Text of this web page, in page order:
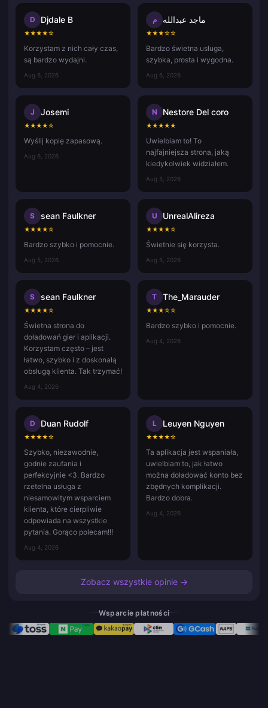
D Djdale B
★★★★☆
Korzystam z nich cały czas,
są bardzo wydajni.
Aug 6, 2026
م ماجد عبدالله
★★★☆☆
Bardzo świetna usługa,
szybka, prosta i wygodna.
Aug 6, 2026
J Josemi
★★★★☆
Wyślij kopię zapasową.
Aug 6, 2026
N Nestore Del coro
★★★★★
Uwielbiam to! To
najfajniejsza strona, jaką
kiedykolwiek widziałem.
Aug 5, 2026
S sean Faulkner
★★★★☆
Bardzo szybko i pomocnie.
Aug 5, 2026
U UnrealAlireza
★★★★☆
Świetnie się korzysta.
Aug 5, 2026
S sean Faulkner
★★★★☆
Świetna strona do
doładowań gier i aplikacji.
Korzystam często – jest
łatwo, szybko i z doskonałą
obsługą klienta. Tak trzymać!
Aug 4, 2026
T The_Marauder
★★★☆☆
Bardzo szybko i pomocnie.
Aug 4, 2026
D Duan Rudolf
★★★★☆
Szybko, niezawodnie,
godnie zaufania i
perfekcyjnie <3. Bardzo
rzetelna usługa z
niesamowitym wsparciem
klienta, które cierpliwie
odpowiada na wszystkie
pytania. Gorąco polecam!!!
Aug 4, 2026
L Leuyen Nguyen
★★★★☆
Ta aplikacja jest wspaniała,
uwielbiam to, jak łatwo
można doładować konto bez
zbędnych komplikacji.
Bardzo dobra.
Aug 4, 2026
Zobacz wszystkie opinie →
Wsparcie płatności